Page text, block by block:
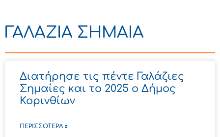
ΓΑΛΑΖΙΑ ΣΗΜΑΙΑ
Διατήρησε τις πέντε Γαλάζιες
Σημαίες και το 2025 ο Δήμος
Κορινθίων
ΠΕΡΙΣΣΌΤΕΡΑ »